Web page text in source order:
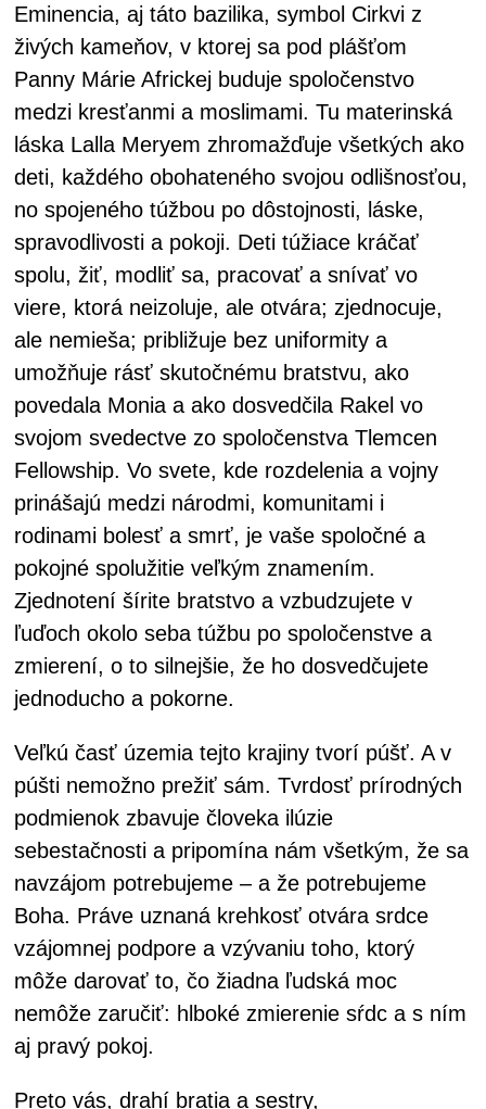
Eminencia, aj táto bazilika, symbol Cirkvi z
živých kameňov, v ktorej sa pod plášťom
Panny Márie Africkej buduje spoločenstvo
medzi kresťanmi a moslimami. Tu materinská
láska Lalla Meryem zhromažďuje všetkých ako
deti, každého obohateného svojou odlišnosťou,
no spojeného túžbou po dôstojnosti, láske,
spravodlivosti a pokoji. Deti túžiace kráčať
spolu, žiť, modliť sa, pracovať a snívať vo
viere, ktorá neizoluje, ale otvára; zjednocuje,
ale nemieša; približuje bez uniformity a
umožňuje rásť skutočnému bratstvu, ako
povedala Monia a ako dosvedčila Rakel vo
svojom svedectve zo spoločenstva Tlemcen
Fellowship. Vo svete, kde rozdelenia a vojny
prinášajú medzi národmi, komunitami i
rodinami bolesť a smrť, je vaše spoločné a
pokojné spolužitie veľkým znamením.
Zjednotení šírite bratstvo a vzbudzujete v
ľuďoch okolo seba túžbu po spoločenstve a
zmierení, o to silnejšie, že ho dosvedčujete
jednoducho a pokorne.
Veľkú časť územia tejto krajiny tvorí púšť. A v
púšti nemožno prežiť sám. Tvrdosť prírodných
podmienok zbavuje človeka ilúzie
sebestačnosti a pripomína nám všetkým, že sa
navzájom potrebujeme – a že potrebujeme
Boha. Práve uznaná krehkosť otvára srdce
vzájomnej podpore a vzývaniu toho, ktorý
môže darovať to, čo žiadna ľudská moc
nemôže zaručiť: hlboké zmierenie sŕdc a s ním
aj pravý pokoj.
Preto vás, drahí bratia a sestry,